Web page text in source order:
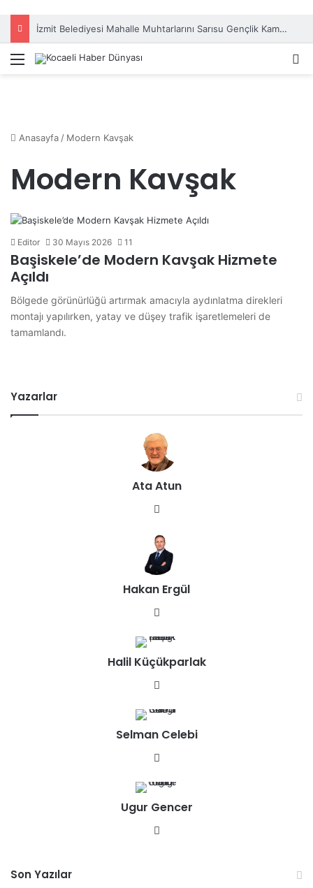
İzmit Belediyesi Mahalle Muhtarlarını Sarısu Gençlik Kampı’nda ağırladı
Menü
Anasayfa / Modern Kavşak
Modern Kavşak
Editor 30 Mayıs 2026 11
Başiskele’de Modern Kavşak Hizmete
Açıldı
Bölgede görünürlüğü artırmak amacıyla aydınlatma direkleri
montajı yapılırken, yatay ve düşey trafik işaretlemeleri de
tamamlandı.
Yazarlar
Ata Atun
esi
Hakan Ergül
sit
esi
Halil Küçükparlak
sit
esi
Selman Celebi
sit
esi
Ugur Gencer
Son Yazılar